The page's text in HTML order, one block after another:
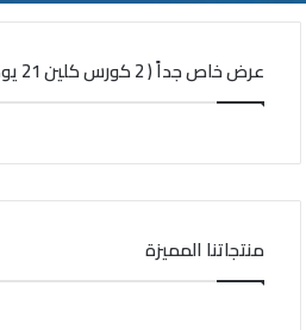
عرض خاص جداً ( 2 كورس كلين 21 يوم لمدة 42 يوم)
منتجاتنا المميزة